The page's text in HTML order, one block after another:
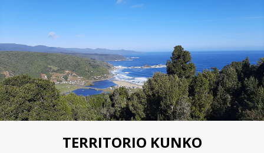
TERRITORIO KUNKO